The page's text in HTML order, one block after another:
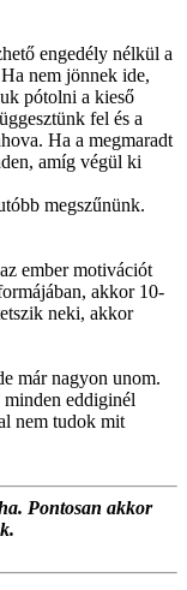
engedély nélkül a
nem jönnek ide,
pótolni a kieső
fel és a
Ha a megmaradt
amíg végül ki
megszűnünk.
ember motivációt
akkor 10-
neki, akkor
már nagyon unom.
eddiginél
nem tudok mit
Pontosan akkor